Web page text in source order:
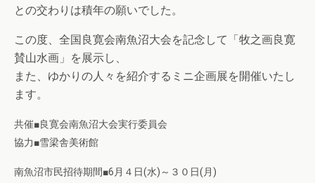
との交わりは積年の願いでした。
この度、全国良寛会南魚沼大会を記念して「牧之画良寛
賛山水画」を展示し、
また、ゆかりの人々を紹介するミニ企画展を開催いたし
ます。
共催■良寛会南魚沼大会実行委員会
協力■雪梁舎美術館
南魚沼市民招待期間■6月４日(水)～３０日(月)